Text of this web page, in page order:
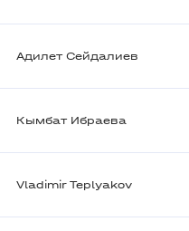
Адилет Сейдалиев
Кымбат Ибраева
Vladimir Teplyakov